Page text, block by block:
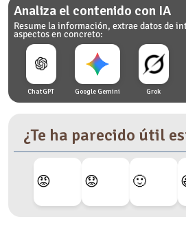
Analiza el contenido con IA
Resume la información, extrae datos de
aspectos en concreto:
ChatGPT Google Gemini Grok
¿Te ha parecido útil
😡 😟 🙂